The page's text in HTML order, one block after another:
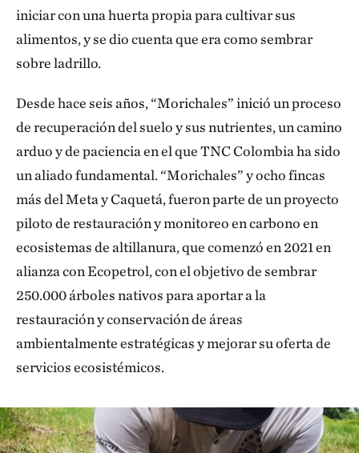
iniciar con una huerta propia para cultivar sus
alimentos, y se dio cuenta que era como sembrar
sobre ladrillo.
Desde hace seis años, “Morichales” inició un proceso
de recuperación del suelo y sus nutrientes, un camino
arduo y de paciencia en el que TNC Colombia ha sido
un aliado fundamental. “Morichales” y ocho fincas
más del Meta y Caquetá, fueron parte de un proyecto
piloto de restauración y monitoreo en carbono en
ecosistemas de altillanura, que comenzó en 2021 en
alianza con Ecopetrol, con el objetivo de sembrar
250.000 árboles nativos para aportar a la
restauración y conservación de áreas
ambientalmente estratégicas y mejorar su oferta de
servicios ecosistémicos.